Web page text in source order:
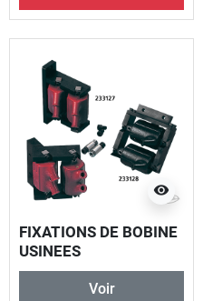
visibility
FIXATIONS DE BOBINE
USINEES
Voir